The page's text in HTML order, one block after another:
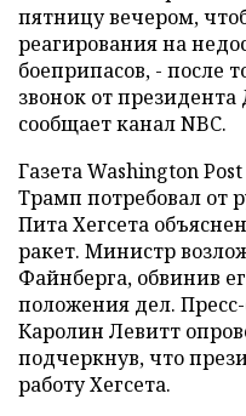
пятницу вечером,
реагирования на
боеприпасов, - после
звонок от
сообщает канал NBC.
Газета Washington
Трамп потребовал от
Пита Хегсета
ракет. Министр
Файнберга, обвинив
положения дел.
Каролин Левитт
подчеркнув, что
работу Хегсета.